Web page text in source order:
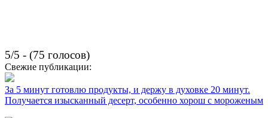
5/5 - (75 голосов)
Свежие публикации:
За 5 минут готовлю продукты, и держу в духовке 20 минут.
Получается изысканный десерт, особенно хорош с мороженым